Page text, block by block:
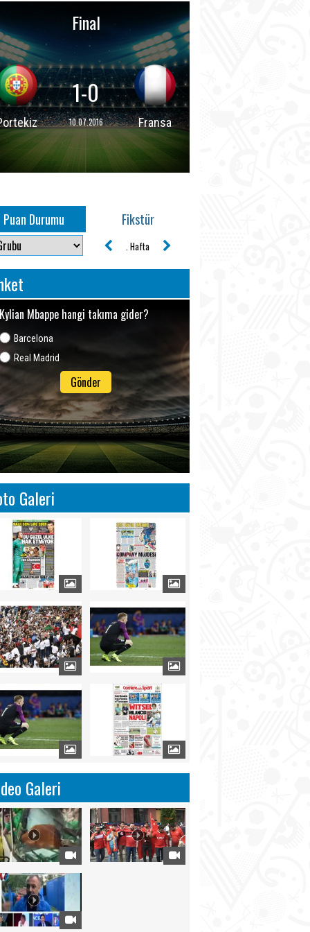
Final
1-0
10.07.2016 Fransa
Puan Durumu Fikstür
. Hafta
Kylian Mbappe hangi takıma gider?
Barcelona
Real Madrid
Gönder
Galeri
Galeri